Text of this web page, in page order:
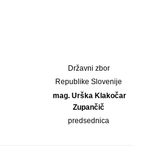
Državni zbor
Republike Slovenije
mag. Urška Klakočar
Zupančič
predsednica